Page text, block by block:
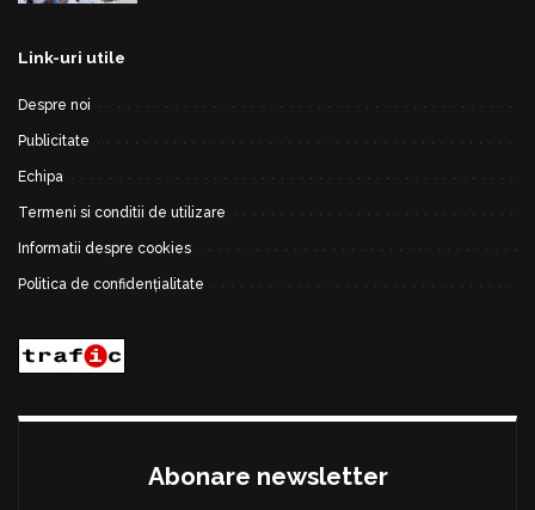
Link-uri utile
Despre noi
Publicitate
Echipa
Termeni si conditii de utilizare
Informatii despre cookies
Politica de confidențialitate
Abonare newsletter